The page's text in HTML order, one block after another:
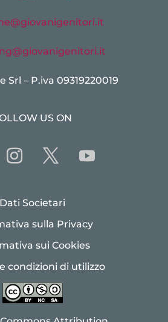
Srl – P.iva 09319220019
US ON
Dati Societari
sulla Privacy
sui Cookies
condizioni di utilizzo